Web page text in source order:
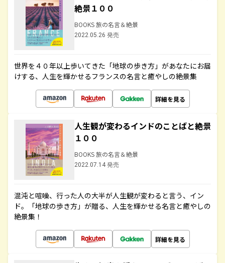
絶景１００
BOOKS 旅の名言＆絶景
2022.05.26 発売
世界を４０年以上歩いてきた「地球の歩き方」があなたにお届
けする、人生を輝かせるフランスの名言と癒やしの絶景集
詳細を見る
人生観が変わるインドのことばと絶景
１００
BOOKS 旅の名言＆絶景
2022.07.14 発売
混沌と喧噪、行った人の大半が人生観が変わると言う、イン
ド。「地球の歩き方」が贈る、人生を輝かせる名言と癒やしの
絶景集！
詳細を見る